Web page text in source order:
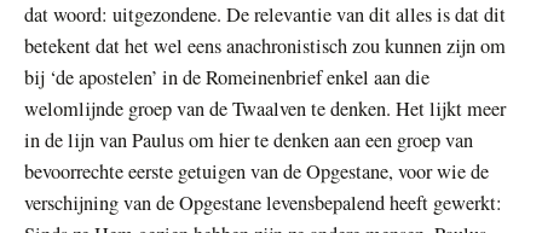
dat woord: uitgezondene. De relevantie van dit alles is dat dit
betekent dat het wel eens anachronistisch zou kunnen zijn om
bij ‘de apostelen’ in de Romeinenbrief enkel aan die
welomlijnde groep van de Twaalven te denken. Het lijkt meer
in de lijn van Paulus om hier te denken aan een groep van
bevoorrechte eerste getuigen van de Opgestane, voor wie de
verschijning van de Opgestane levensbepalend heeft gewerkt: